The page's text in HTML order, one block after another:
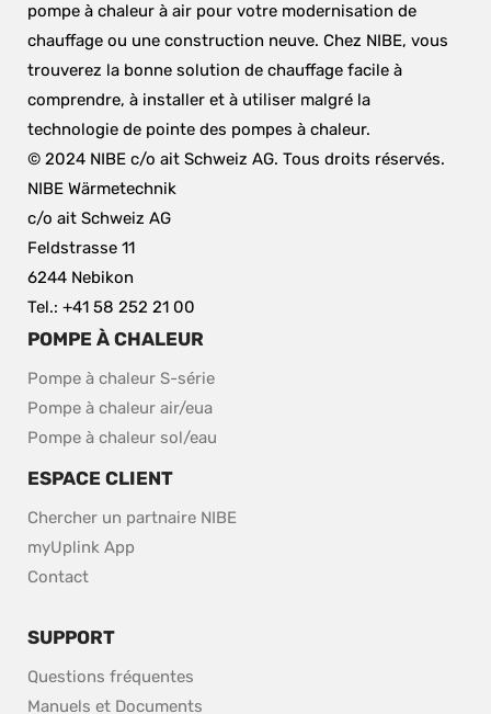
pompe à chaleur à air pour votre modernisation de
chauffage ou une construction neuve. Chez NIBE, vous
trouverez la bonne solution de chauffage facile à
comprendre, à installer et à utiliser malgré la
technologie de pointe des pompes à chaleur.
© 2024 NIBE c/o ait Schweiz AG. Tous droits réservés.
NIBE Wärmetechnik
c/o ait Schweiz AG
Feldstrasse 11
6244 Nebikon
Tel.: +41 58 252 21 00
POMPE À CHALEUR
Pompe à chaleur S-série
Pompe à chaleur air/eua
Pompe à chaleur sol/eau
ESPACE CLIENT
Chercher un partnaire NIBE
myUplink App
Contact
SUPPORT
Questions fréquentes
Manuels et Documents